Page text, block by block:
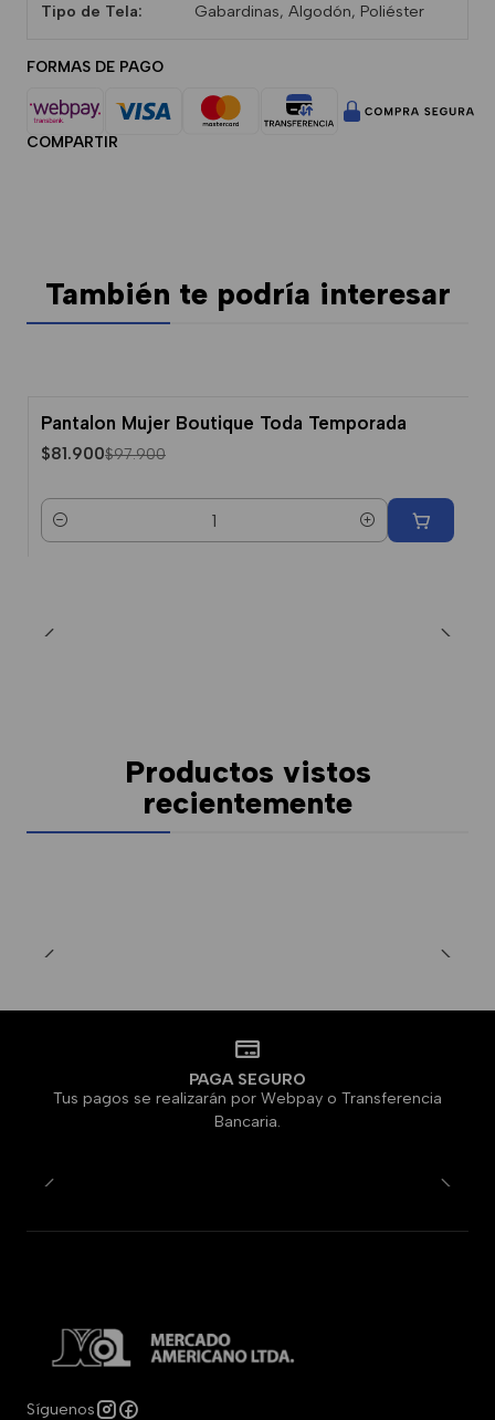
Tipo de Tela: Gabardinas, Algodón, Poliéster
FORMAS DE PAGO
COMPARTIR
También te podría interesar
-16% Dcto.
Pantalon Mujer Boutique Toda Temporada
$81.900$97.900
Cantidad
Productos vistos
recientemente
PAGA SEGURO
Tus pagos se realizarán por Webpay o Transferencia
Bancaria.
Síguenos